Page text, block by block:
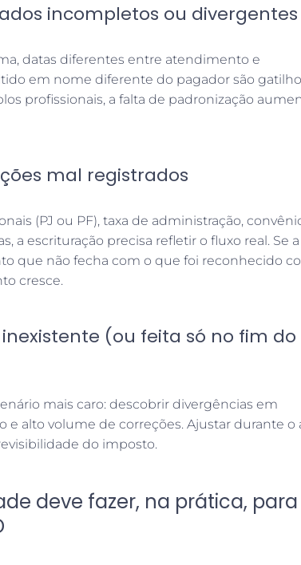
incompletos ou divergentes
datas diferentes entre atendimento e
em nome diferente do pagador são
profissionais, a falta de padronização
mal registrados
(PJ ou PF), taxa de administração,
a escrituração precisa refletir o fluxo real. Se a
que não fecha com o que foi reconhecido
cresce.
(ou feita só no fim do
mais caro: descobrir divergências em
e alto volume de correções. Ajustar durante o
do imposto.
deve fazer, na prática, para